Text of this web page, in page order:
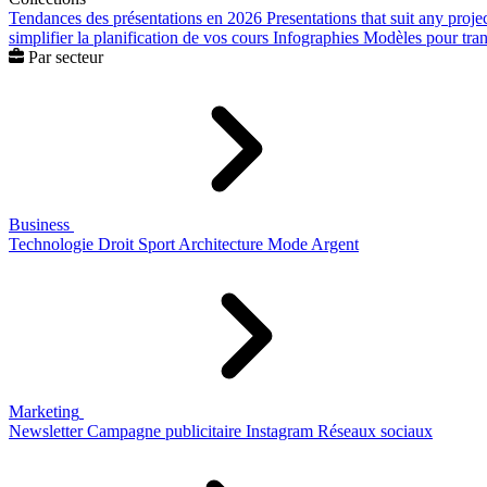
Tendances des présentations en 2026 Presentations that suit any
simplifier la planification de vos cours Infographies Modèles pour
Par secteur
Business
Technologie Droit Sport Architecture Mode Argent
Marketing
Newsletter Campagne publicitaire Instagram Réseaux sociaux